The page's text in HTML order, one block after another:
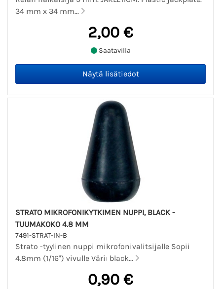
34 mm x 34 mm...
2,00 €
Saatavilla
STRATO MIKROFONIKYTKIMEN NUPPI, BLACK -
TUUMAKOKO 4.8 MM
7491-STRAT-IN-B
Strato -tyylinen nuppi mikrofonivalitsijalle Sopii
4.8mm (1/16") vivulle Väri: black...
0,90 €